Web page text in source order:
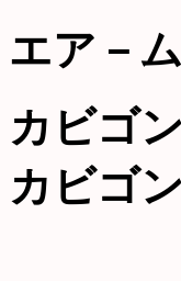
エア－
カビゴン
カビゴン